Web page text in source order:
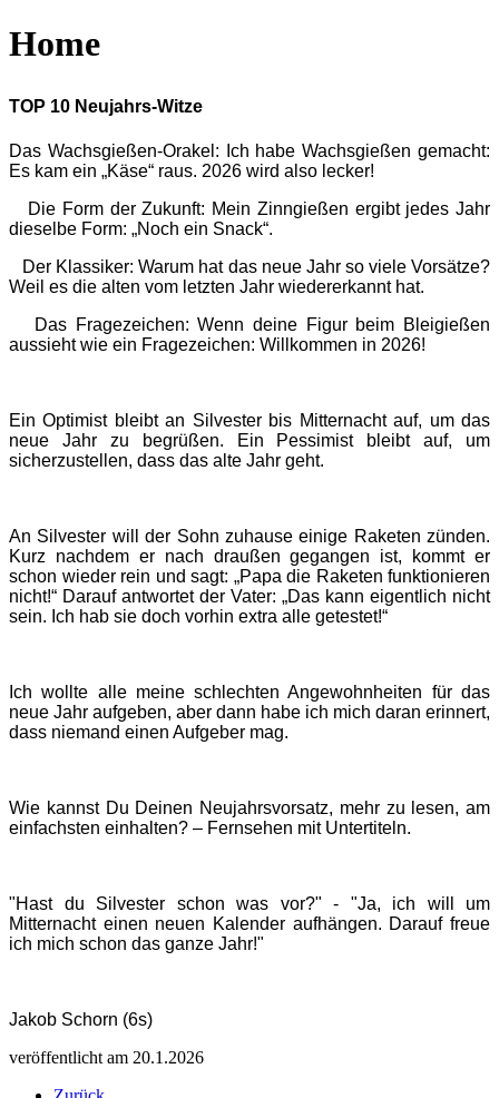
Home
TOP 10 Neujahrs-Witze
Das Wachsgießen-Orakel: Ich habe Wachsgießen gemacht:
Es kam ein „Käse“ raus. 2026 wird also lecker!
Die Form der Zukunft: Mein Zinngießen ergibt jedes Jahr
dieselbe Form: „Noch ein Snack“.
Der Klassiker: Warum hat das neue Jahr so viele Vorsätze?
Weil es die alten vom letzten Jahr wiedererkannt hat.
Das Fragezeichen: Wenn deine Figur beim Bleigießen
aussieht wie ein Fragezeichen: Willkommen in 2026!
Ein Optimist bleibt an Silvester bis Mitternacht auf, um das
neue Jahr zu begrüßen. Ein Pessimist bleibt auf, um
sicherzustellen, dass das alte Jahr geht.
An Silvester will der Sohn zuhause einige Raketen zünden.
Kurz nachdem er nach draußen gegangen ist, kommt er
schon wieder rein und sagt: „Papa die Raketen funktionieren
nicht!“ Darauf antwortet der Vater: „Das kann eigentlich nicht
sein. Ich hab sie doch vorhin extra alle getestet!“
Ich wollte alle meine schlechten Angewohnheiten für das
neue Jahr aufgeben, aber dann habe ich mich daran erinnert,
dass niemand einen Aufgeber mag.
Wie kannst Du Deinen Neujahrsvorsatz, mehr zu lesen, am
einfachsten einhalten? – Fernsehen mit Untertiteln.
"Hast du Silvester schon was vor?" - "Ja, ich will um
Mitternacht einen neuen Kalender aufhängen. Darauf freue
ich mich schon das ganze Jahr!"
Jakob Schorn (6s)
veröffentlicht am 20.1.2026